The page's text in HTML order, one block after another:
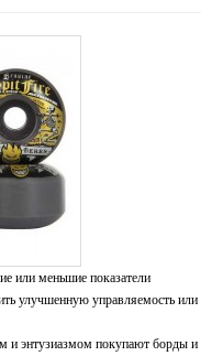
или меньшие показатели
улучшенную управляемость или
и энтузиазмом покупают борды и